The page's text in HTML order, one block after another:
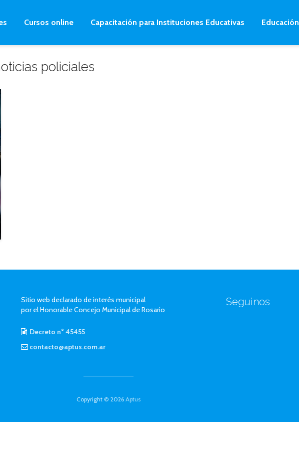
Cursos online Capacitación para Instituciones Educativas Educación
policiales
Sitio web declarado de interés municipal
por el Honorable Concejo Municipal de Rosario
Decreto n° 45455
contacto@aptus.com.ar
Seguinos
Copyright © 2026 Aptus